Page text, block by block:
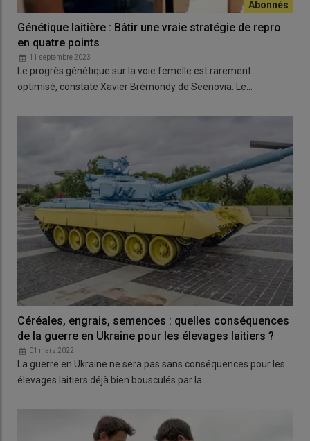
Génétique laitière : Bâtir une vraie stratégie de repro
en quatre points
11 septembre 2023
Le progrès génétique sur la voie femelle est rarement
optimisé, constate Xavier Brémondy de Seenovia. Le…
Céréales, engrais, semences : quelles conséquences
de la guerre en Ukraine pour les élevages laitiers ?
01 mars 2022
La guerre en Ukraine ne sera pas sans conséquences pour les
élevages laitiers déjà bien bousculés par la…